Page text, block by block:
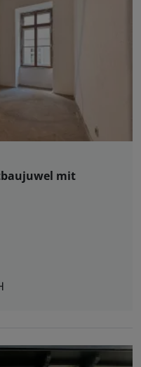
mit